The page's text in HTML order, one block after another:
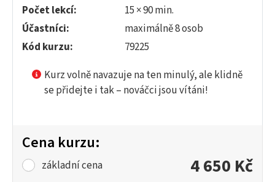
Počet lekcí:
15 × 90 min.
Účastníci:
maximálně 8 osob
Kód kurzu:
79225
Kurz volně navazuje na ten minulý, ale klidně
se přidejte i tak – nováčci jsou vítáni!
Cena kurzu:
základní cena 4 650 Kč